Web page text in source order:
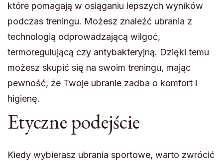
które pomagają w osiąganiu lepszych wyników
podczas treningu. Możesz znaleźć ubrania z
technologią odprowadzającą wilgoć,
termoregulującą czy antybakteryjną. Dzięki temu
możesz skupić się na swoim treningu, mając
pewność, że Twoje ubranie zadba o komfort i
higienę.
Etyczne podejście
Kiedy wybierasz ubrania sportowe, warto zwrócić